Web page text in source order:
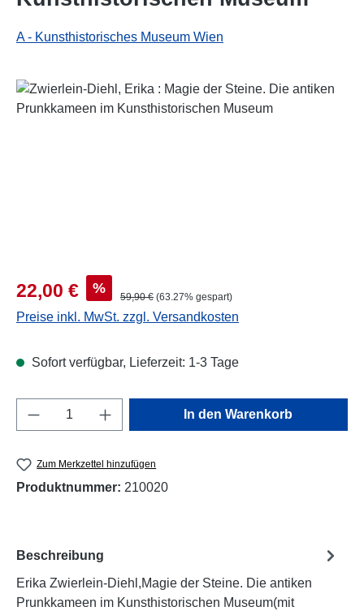
A - Kunsthistorisches Museum Wien
Bildergalerie überspringen
Verkaufspreis:
22,00 € % Regulärer Preis:
59,90 € (63.27% gespart)
Preise inkl. MwSt. zzgl. Versandkosten
Sofort verfügbar, Lieferzeit: 1-3 Tage
Produkt Anzahl: Gib den gewünschten
In den Warenkorb
Zum Merkzettel hinzufügen
Produktnummer: 210020
Beschreibung
Erika Zwierlein-Diehl,Magie der Steine. Die antiken
Prunkkameen im Kunsthistorischen Museum(mit